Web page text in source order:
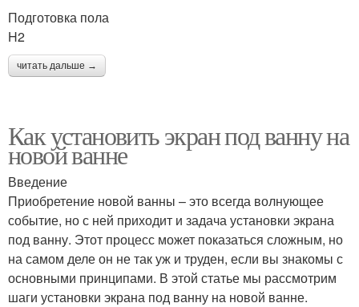
Подготовка пола
H2
читать дальше →
Как установить экран под ванну на
новой ванне
Введение
Приобретение новой ванны – это всегда волнующее
событие, но с ней приходит и задача установки экрана
под ванну. Этот процесс может показаться сложным, но
на самом деле он не так уж и труден, если вы знакомы с
основными принципами. В этой статье мы рассмотрим
шаги установки экрана под ванну на новой ванне.